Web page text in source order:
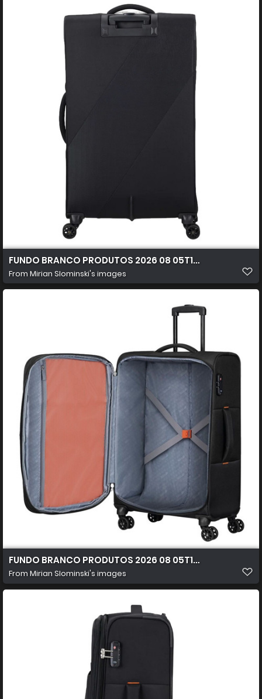
FUNDO BRANCO PRODUTOS 2026 08 05T102957.280
From Mirian Slominski's images
FUNDO BRANCO PRODUTOS 2026 08 05T103637.120
From Mirian Slominski's images